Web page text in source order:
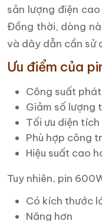
sản lượng điện
Đồng thời, dòng
và dây dẫn cần sử
Ưu điểm của
Công suất
Giảm số lượng
Tối ưu diện tích
Phù hợp công
Hiệu suất cao
Tuy nhiên, pin
Có kích thước
Nặng hơn